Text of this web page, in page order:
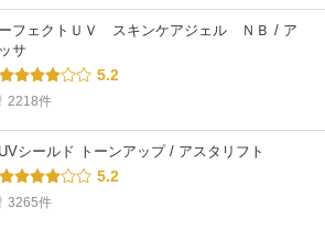
しみず
つるおか
Sasa
フェクトＵＶ スキンケアジェル ＮＢ / ア
サ
5.2
2218件
シールド トーンアップ / アスタリフト
5.2
3265件